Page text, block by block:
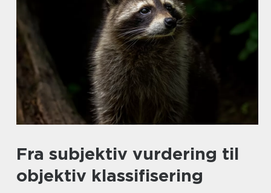
Fra subjektiv vurdering til
objektiv klassifisering